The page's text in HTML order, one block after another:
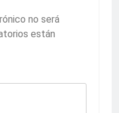
no será
están